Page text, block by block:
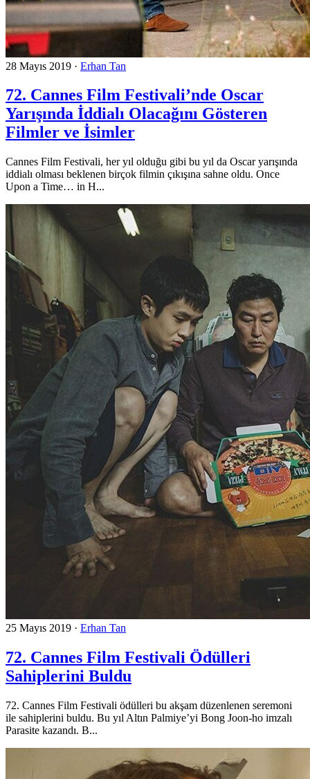
28 Mayıs 2019 · Erhan Tan
72. Cannes Film Festivali’nde Oscar
Yarışında İddialı Olacağını Gösteren
Filmler ve İsimler
Cannes Film Festivali, her yıl olduğu gibi bu yıl da Oscar yarışında
iddialı olması beklenen birçok filmin çıkışına sahne oldu. Once
Upon a Time… in H...
25 Mayıs 2019 · Erhan Tan
72. Cannes Film Festivali Ödülleri
Sahiplerini Buldu
72. Cannes Film Festivali ödülleri bu akşam düzenlenen seremoni
ile sahiplerini buldu. Bu yıl Altın Palmiye’yi Bong Joon-ho imzalı
Parasite kazandı. B...